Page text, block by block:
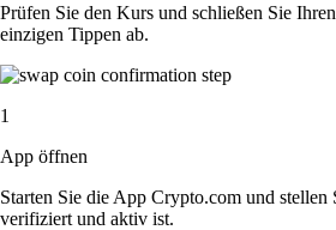
Prüfen Sie den Kurs und schließen Sie
einzigen Tippen ab.
1
App öffnen
Starten Sie die App Crypto.com und stellen
verifiziert und aktiv ist.